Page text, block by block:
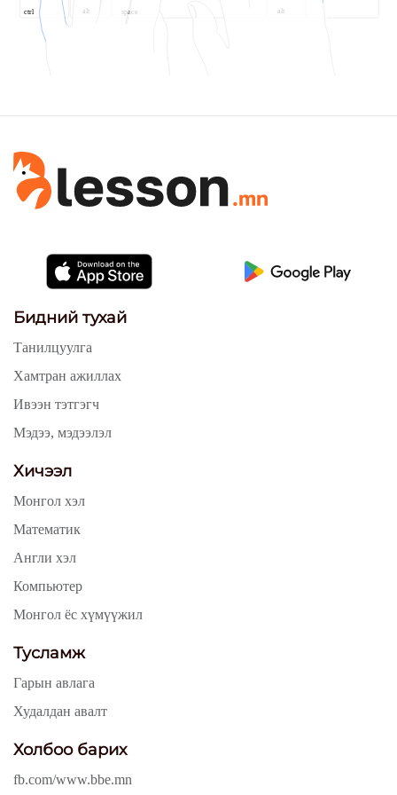
ctrl alt space alt
Бидний тухай
Танилцуулга
Хамтран ажиллах
Ивээн тэтгэгч
Мэдээ, мэдээлэл
Хичээл
Монгол хэл
Математик
Англи хэл
Компьютер
Монгол ёс хүмүүжил
Тусламж
Гарын авлага
Худалдан авалт
Холбоо барих
fb.com/www.bbe.mn